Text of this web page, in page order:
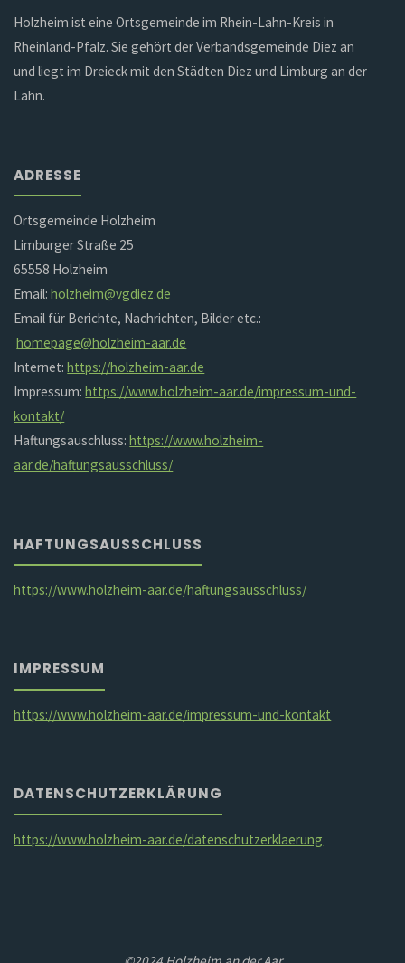
Holzheim ist eine Ortsgemeinde im Rhein-Lahn-Kreis in
Rheinland-Pfalz. Sie gehört der Verbandsgemeinde Diez an
und liegt im Dreieck mit den Städten Diez und Limburg an der
Lahn.
ADRESSE
Ortsgemeinde Holzheim
Limburger Straße 25
65558 Holzheim
Email:holzheim@vgdiez.de
Email für Berichte, Nachrichten, Bilder etc.:
homepage@holzheim-aar.de
Internet:https://holzheim-aar.de
Impressum:https://www.holzheim-aar.de/impressum-und-
kontakt/
Haftungsauschluss:https://www.holzheim-
aar.de/haftungsausschluss/
HAFTUNGSAUSSCHLUSS
https://www.holzheim-aar.de/haftungsausschluss/
IMPRESSUM
https://www.holzheim-aar.de/impressum-und-kontakt
DATENSCHUTZERKLÄRUNG
https://www.holzheim-aar.de/datenschutzerklaerung